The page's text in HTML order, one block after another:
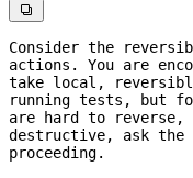

Consider the
actions. You are
take local,
running tests, but
are hard to reverse,
destructive, ask the
proceeding.